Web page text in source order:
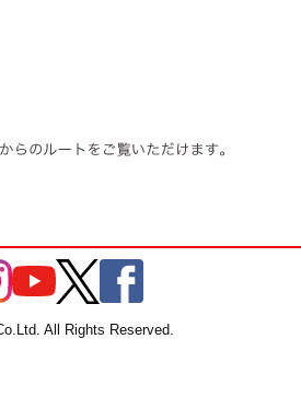
All Rights Reserved.